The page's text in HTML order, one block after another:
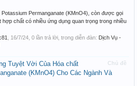
Permanganate (KMnO4), còn được gọi
hợp chất có nhiều ứng dụng quan trọng trong nhiều
16/7/24 , 0 lần trả lời, trong diễn đàn: Dịch Vụ -
Chủ đề
Tuyệt Vời Của Hóa chất
(KMnO4) Cho Các Ngành Và